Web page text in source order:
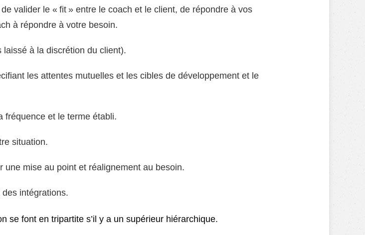
valider le « fit » entre le coach et le client, de répondre à vos
à répondre à votre besoin.
laissé à la discrétion du client).
les attentes mutuelles et les cibles de développement et le
fréquence et le terme établi.
situation.
mise au point et réalignement au besoin.
intégrations.
se font en tripartite s’il y a un supérieur hiérarchique.